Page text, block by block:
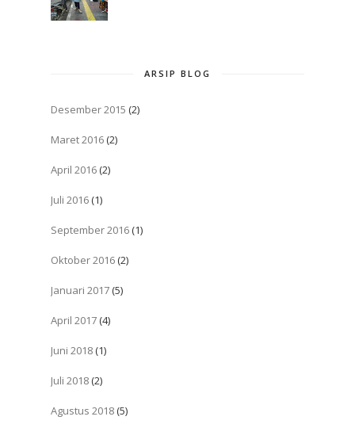
ARSIP BLOG
Desember 2015 (2)
Maret 2016 (2)
April 2016 (2)
Juli 2016 (1)
September 2016 (1)
Oktober 2016 (2)
Januari 2017 (5)
April 2017 (4)
Juni 2018 (1)
Juli 2018 (2)
Agustus 2018 (5)